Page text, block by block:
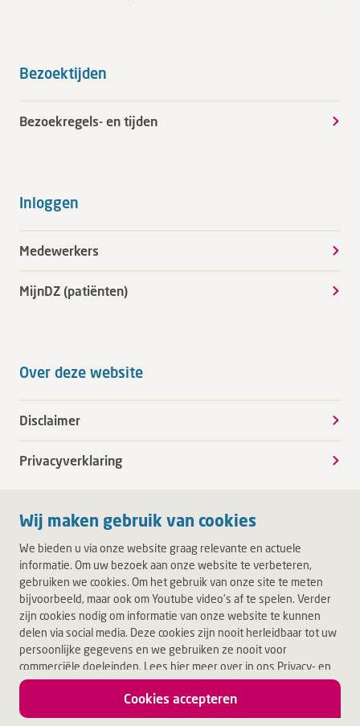
Wij maken gebruik van cookies
We bieden u via onze website graag relevante en actuele
informatie. Om uw bezoek aan onze website te verbeteren,
gebruiken we cookies. Om het gebruik van onze site te meten
bijvoorbeeld, maar ook om Youtube video's af te spelen. Verder
zijn cookies nodig om informatie van onze website te kunnen
delen via social media. Deze cookies zijn nooit herleidbaar tot uw
persoonlijke gegevens en we gebruiken ze nooit voor
commerciële doeleinden. Lees hier meer over in ons Privacy- en
Cookiebeleid. Door op Akkoord te klikken, accepteert u alle
Cookies accepteren
Bezoektijden
Bezoekregels- en tijden
Inloggen
Medewerkers
MijnDZ (patiënten)
Over deze website
Disclaimer
Privacyverklaring